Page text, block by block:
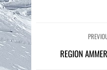
REGION